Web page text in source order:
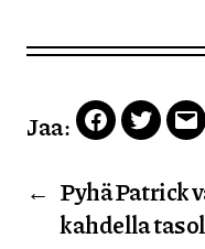
Jaa: Facebook
Twitter
← Pyhä Patrick
kahdella